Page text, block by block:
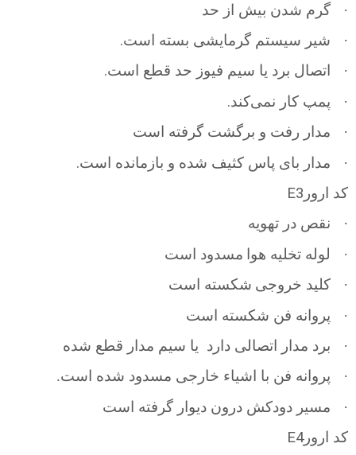
·
گرم شدن بیش از حد
·
شیر سیستم گرمایشی بسته است.
· اتصال برد یا سیم فیوز حد قطع است.
· پمپ کار نمی‌کند.
·
مدار رفت و برگشت گرفته است
·
مدار بای پاس کثیف شده و بازمانده است.
کد ارور E3
·
نقص در تهویه
·
لوله تخلیه هوا مسدود است
·
کلید خروجی شکسته است
·
پروانه فن شکسته است
·
برد مدار اتصالی دارد یا سیم مدار قطع شده
·
پروانه فن با اشیاء خارجی مسدود شده است.
·
مسیر دودکش درون دیوار گرفته است
کد ارورE4